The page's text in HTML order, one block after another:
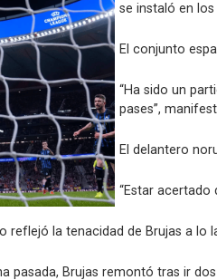
se instaló en
El conjunto
“Ha sido un
pases”,
El delantero
“Estar
reflejó la tenacidad de Brujas a lo
pasada, Brujas remontó tras ir